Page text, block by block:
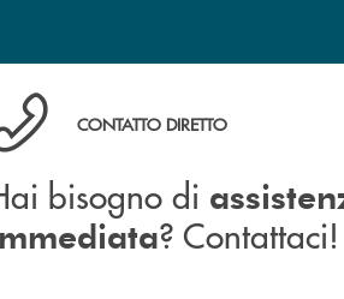
Hai bisogno di assistenza immediata ?
CONTATTO DIRETTO
bisogno di
? Contattaci!